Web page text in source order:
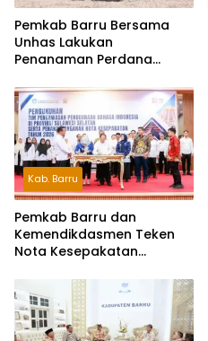
Pemkab Barru Bersama
Unhas Lakukan
Penanaman Perdana
Kab. Barru
Pemkab Barru dan
Kemendikdasmen Teken
Nota Kesepakatan
Indonesia dan Bahasa
Daerah